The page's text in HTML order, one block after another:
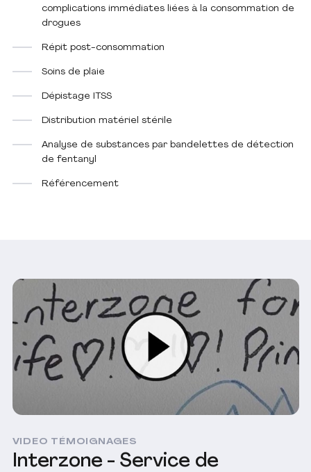
complications immédiates liées à la consommation de
drogues
Répit post-consommation
Soins de plaie
Dépistage ITSS
Distribution matériel stérile
Analyse de substances par bandelettes de détection
de fentanyl
Référencement
VIDEO TÉMOIGNAGES
Interzone - Service de